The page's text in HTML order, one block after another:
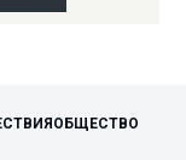
ОБЩЕСТВО